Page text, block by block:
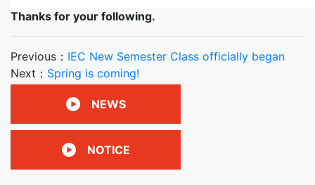
Thanks for your following.
Previous： IEC New Semester Class officially began
Next： Spring is coming!
NEWS
NOTICE